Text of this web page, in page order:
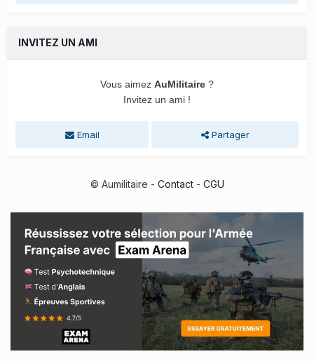
INVITEZ UN AMI
Vous aimez AuMilitaire ?
Invitez un ami !
Email Partager
© Aumilitaire - Contact- CGU